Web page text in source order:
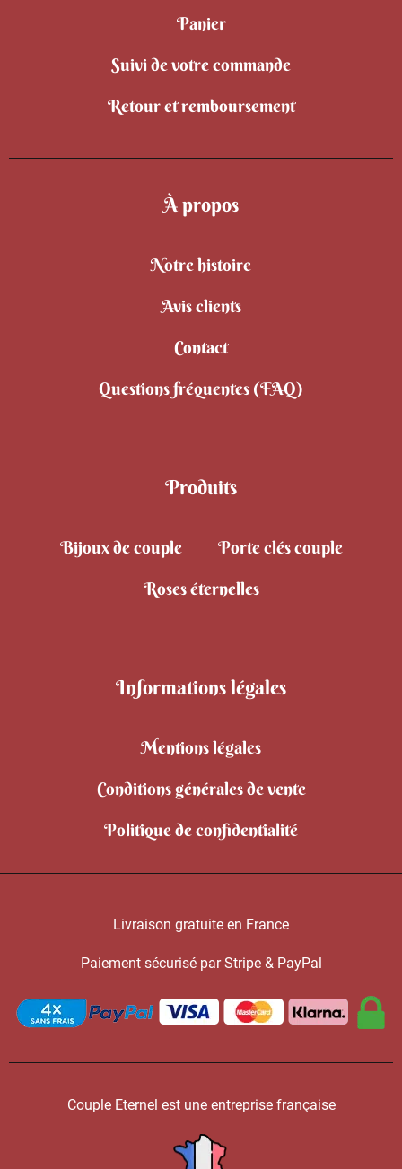
Panier
Suivi de votre commande
Retour et remboursement
À propos
Notre histoire
Avis clients
Contact
Questions fréquentes (FAQ)
Produits
Bijoux de couple
Porte clés couple
Roses éternelles
Informations légales
Mentions légales
Conditions générales de vente
Politique de confidentialité
Livraison gratuite en France
Paiement sécurisé par Stripe & PayPal
Couple Eternel est une entreprise française